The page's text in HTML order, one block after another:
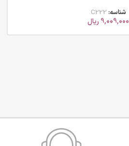
شناسه: C222
9,009,000 ریال